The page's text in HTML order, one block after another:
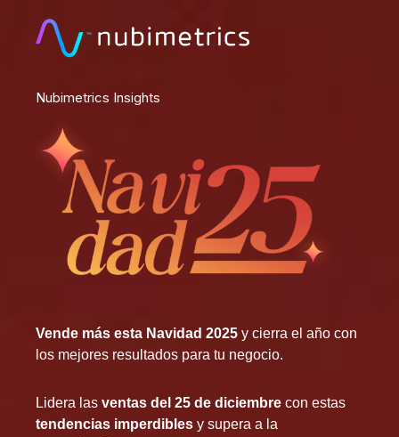
Nubimetrics Insights
Vende más esta Navidad 2025 y cierra el año con
los mejores resultados para tu negocio.
Lidera las ventas del 25 de diciembre con estas
tendencias imperdibles y supera a la